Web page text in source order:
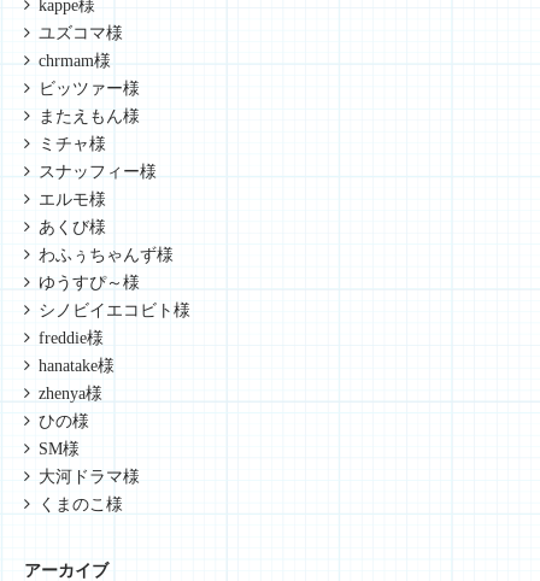
kappe様
ユズコマ様
chrmam様
ビッツァー様
またえもん様
ミチャ様
スナッフィー様
エルモ様
あくび様
わふぅちゃんず様
ゆうすぴ～様
シノビイエコビト様
freddie様
hanatake様
zhenya様
ひの様
SM様
大河ドラマ様
くまのこ様
アーカイブ